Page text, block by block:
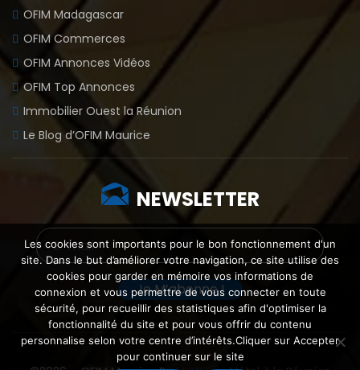
OFIM Madagascar
OFIM Commerces
OFIM Annonces Vidéos
OFIM Top Annonces
Immobilier Ouest la Réunion
Le Blog d’OFIM Maurice
NEWSLETTER
Les cookies sont importants pour le bon fonctionnement d'un
site. Dans le but d’améliorer votre navigation, ce site utilise des
cookies pour garder en mémoire vos informations de
connexion et vous permettre de vous connecter en toute
sécurité, pour recueillir des statistiques afin d'optimiser la
fonctionnalité du site et pour vous offrir du contenu
personnalise selon votre centre d’intérêts.Cliquer sur Accepter
pour continuer sur le site